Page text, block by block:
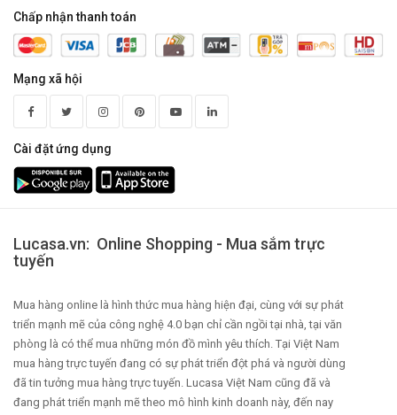
Chấp nhận thanh toán
Mạng xã hội
Cài đặt ứng dụng
Lucasa.vn: Online Shopping - Mua sắm trực
tuyến
Mua hàng online là hình thức mua hàng hiện đại, cùng với sự phát
triển mạnh mẽ của công nghệ 4.0 bạn chỉ cần ngồi tại nhà, tại văn
phòng là có thể mua những món đồ mình yêu thích. Tại Việt Nam
mua hàng trực tuyến đang có sự phát triển đột phá và người dùng
đã tin tưởng mua hàng trực tuyến. Lucasa Việt Nam cũng đã và
đang phát triển mạnh mẽ theo mô hình kinh doanh này, đến nay